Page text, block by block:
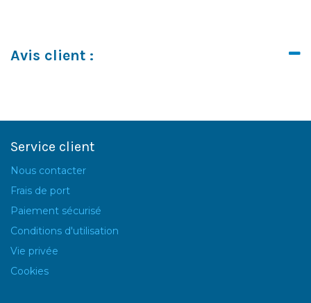
Avis client :
Service client
Nous contacter
Frais de port
Paiement sécurisé
Conditions d'utilisation
Vie privée
Cookies